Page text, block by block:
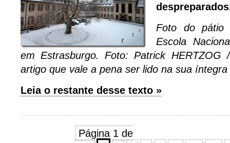
Foto do pátio
Escola
em Estrasburgo. Foto: Patrick HERTZOG
artigo que vale a pena ser lido na sua íntegra
Leia o restante desse texto »
Página 1 de